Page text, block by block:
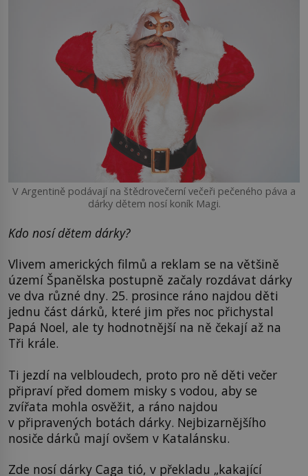
V Argentině podávají na štědrovečerní večeři pečeného páva a
dárky dětem nosí koník Magi.
Kdo nosí dětem dárky?
Vlivem amerických filmů a reklam se na většině
území Španělska postupně začaly rozdávat dárky
ve dva různé dny. 25. prosince ráno najdou děti
jednu část dárků, které jim přes noc přichystal
Papá Noel, ale ty hodnotnější na ně čekají až na
Tři krále.
Ti jezdí na velbloudech, proto pro ně děti večer
připraví před domem misky s vodou, aby se
zvířata mohla osvěžit, a ráno najdou
v připravených botách dárky. Nejbizarnějšího
nosiče dárků mají ovšem v Katalánsku.
Zde nosí dárky Caga tió, v překladu „kakající